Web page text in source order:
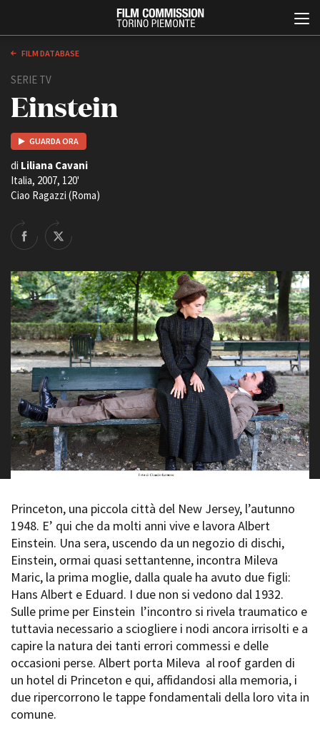
ABOUT
Chi siamo
Contatti
La sede
Partner
Rete regionale
Bilancio sociale
Amministrazione
trasparente
Bandi e gare
Sostenibilità ambientale
SERVIZI
Servizi generali
Spazi nella sede FCTP
Sala Casting
Sala Paolo Tenna
FILM FUNDS
Piemonte Film Tv Fund
Piemonte Film Tv
Development Fund
Piemonte Doc Film Fund
Short Film Fund
PRODUCTION GUIDE
Società di produzione
Strutture di servizio
Production Days
Avenue Cove - Erasmus +
Guarda che storia!
La Grazia - Immagini e
location della Torino di Paolo
Sorrentino
Open Day
Ciak in TOur!
FESTIVAL, MARKETS,
AWARDS
International Film Festival
Rotterdam
Festival de Cannes
Biografilm Festival - Bio to B
Industry Days
Locarno Film Festival
Mostra Internazionale d’Arte
Cinematografica Venezia
Toronto International Film
Festival
Festa del Cinema di Roma
Torino Film Festival
David di Donatello
Nastri d’Argento
Premio Solinas
FILM DATABASE
SERIE TV
Einstein
GUARDA ORA
di Liliana Cavani
Italia, 2007, 120'
Ciao Ragazzi (Roma)
Princeton, una piccola città del New Jersey, l’autunno
1948. E’ qui che da molti anni vive e lavora Albert
Einstein. Una sera, uscendo da un negozio di dischi,
Einstein, ormai quasi settantenne, incontra Mileva
Maric, la prima moglie, dalla quale ha avuto due figli:
Hans Albert e Eduard. I due non si vedono dal 1932.
Sulle prime per Einstein l’incontro si rivela traumatico e
tuttavia necessario a sciogliere i nodi ancora irrisolti e a
capire la natura dei tanti errori commessi e delle
occasioni perse. Albert porta Mileva al roof garden di
un hotel di Princeton e qui, affidandosi alla memoria, i
due ripercorrono le tappe fondamentali della loro vita in
comune.